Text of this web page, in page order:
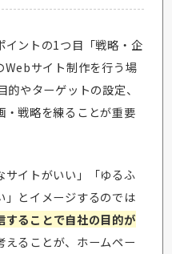
イントの1つ目「戦略・企
Webサイト制作を行う場
やターゲットの設定、
・戦略を練ることが重要
サイトがいい」「ゆるふ
」とイメージするのでは
することで自社の目的が
えることが、ホームペー